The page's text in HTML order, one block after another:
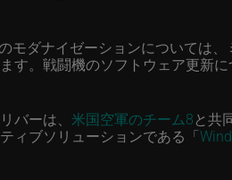
モダナイゼーションについては
す。戦闘機のソフトウェア更新
バーは、 米国空軍のチーム8と共
ィブソリューションである「